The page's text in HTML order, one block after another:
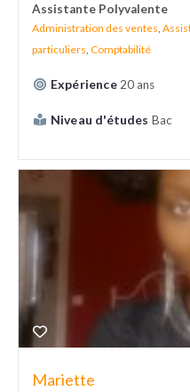
Assistante Polyvalente
Administration des ventes
particuliers Comptabilité
Expérience 20 ans
Niveau d'études Bac
Mariette